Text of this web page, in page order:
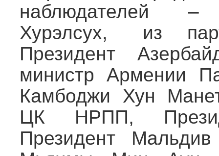
наблюдателей –
Хурэлсух, из
Президент
министр Армении
Камбоджи Хун
ЦК НРПП,
Президент